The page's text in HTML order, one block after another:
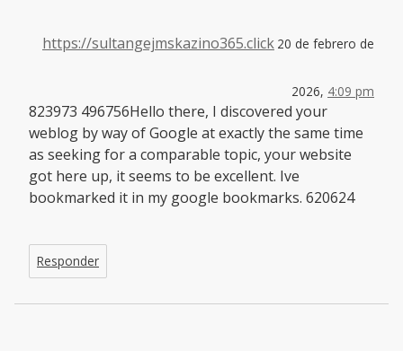
https://sultangejmskazino365.click 20 de febrero de
2026, 4:09 pm
823973 496756Hello there, I discovered your
weblog by way of Google at exactly the same time
as seeking for a comparable topic, your website
got here up, it seems to be excellent. Ive
bookmarked it in my google bookmarks. 620624
Responder